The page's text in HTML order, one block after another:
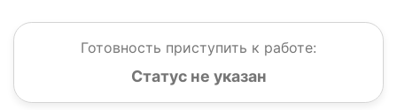
Готовность приступить к работе:
Статус не указан